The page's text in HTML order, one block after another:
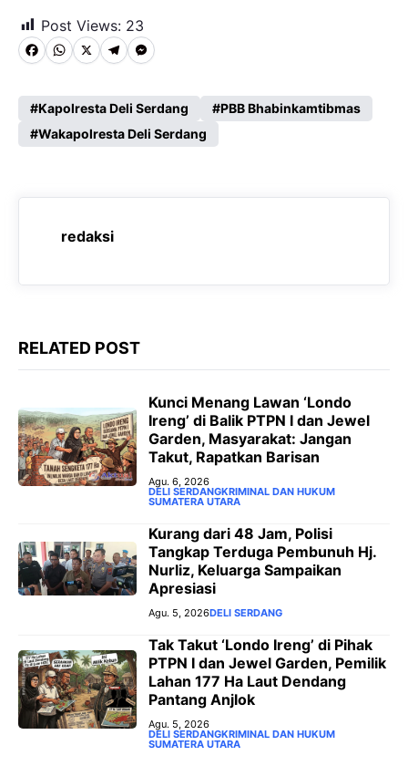
Post Views: 23
F
c
e
o
W
a
t
A
p
X T
l
e
r
a
M
s
s
n
r
Kapolresta Deli Serdang
PBB Bhabinkamtibmas
Wakapolresta Deli Serdang
redaksi
RELATED POST
‎Kunci Menang Lawan ‘Londo
Ireng’ di Balik PTPN I dan Jewel
Garden, Masyarakat: Jangan
Takut, Rapatkan Barisan
Agu. 6, 2026
DELI SERDANGKRIMINAL DAN HUKUM
SUMATERA UTARA
Kurang dari 48 Jam, Polisi
Tangkap Terduga Pembunuh Hj.
Nurliz, Keluarga Sampaikan
Apresiasi
Agu. 5, 2026DELI SERDANG
Tak Takut ‘Londo Ireng’ di Pihak
PTPN I dan Jewel Garden, Pemilik
Lahan 177 Ha Laut Dendang
Pantang Anjlok
Agu. 5, 2026
DELI SERDANGKRIMINAL DAN HUKUM
SUMATERA UTARA